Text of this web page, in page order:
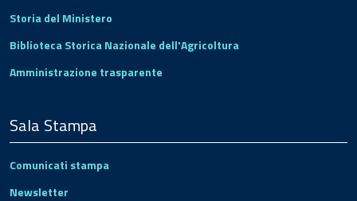
Storia del Ministero
Biblioteca Storica Nazionale dell'Agricoltura
Amministrazione trasparente
Sala Stampa
Comunicati stampa
Newsletter